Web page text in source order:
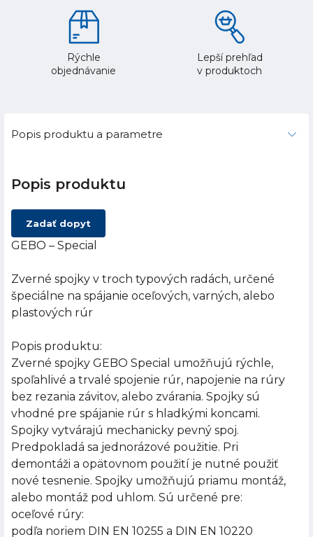
Rýchle
objednávanie
Lepší prehľad
v produktoch
Popis produktu a parametre
Popis produktu
Zadať dopyt
GEBO – Special
Zverné spojky v troch typových radách, určené
špeciálne na spájanie oceľových, varných, alebo
plastových rúr
Popis produktu:
Zverné spojky GEBO Special umožňujú rýchle,
spoľahlivé a trvalé spojenie rúr, napojenie na rúry
bez rezania závitov, alebo zvárania. Spojky sú
vhodné pre spájanie rúr s hladkými koncami.
Spojky vytvárajú mechanicky pevný spoj.
Predpokladá sa jednorázové použitie. Pri
demontáži a opätovnom použití je nutné použiť
nové tesnenie. Spojky umožňujú priamu montáž,
alebo montáž pod uhlom. Sú určené pre:
oceľové rúry:
podľa noriem DIN EN 10255 a DIN EN 10220